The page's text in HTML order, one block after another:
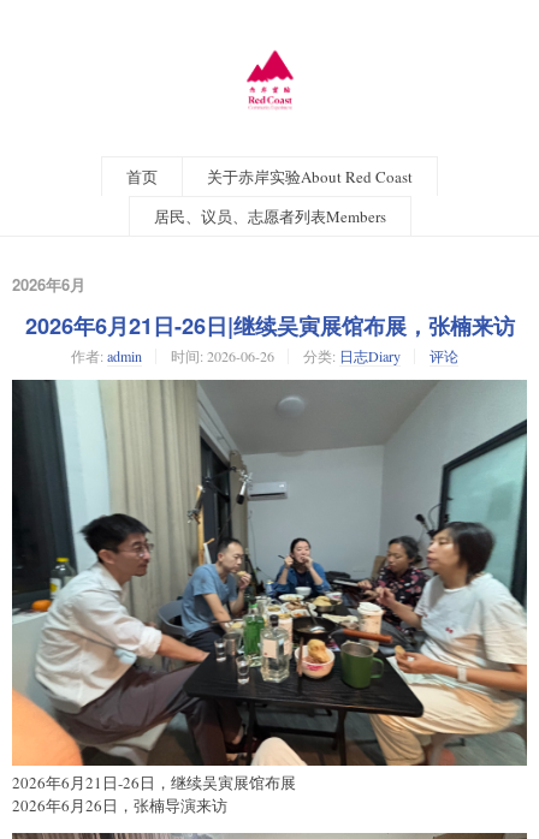
首页
关于赤岸实验About Red Coast
居民、议员、志愿者列表Members
2026年6月
2026年6月21日-26日|继续吴寅展馆布展，张楠来访
作者: admin 时间: 2026-06-26 分类: 日志Diary 评论
2026年6月21日-26日，继续吴寅展馆布展
2026年6月26日，张楠导演来访